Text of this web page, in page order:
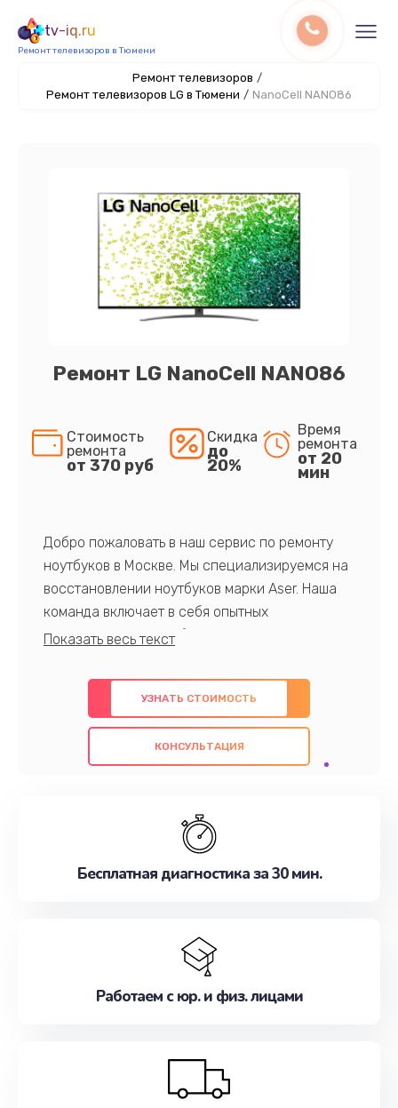
tv-iq.ru
Ремонт телевизоров в Тюмени
Ремонт телевизоров /
Ремонт телевизоров LG в Тюмени / NanoCell NANO86
Ремонт LG NanoCell NANO86
Стоимость
ремонта
от 370 руб
Скидка
до
20%
Время
ремонта
от 20
мин
Добро пожаловать в наш сервис по ремонту
ноутбуков в Москве. Мы специализируемся на
восстановлении ноутбуков марки Aser. Наша
команда включает в себя опытных
профессионалов с обширными знаниями и
предлагаем быстрый и качественный ремонт с
использованием оригинальных компонентов, а
также гарантируем качество всех
проведенных работ. Наша цель - предоставить
наилучшим образом. Не медлите записаться на
УЗНАТЬ СТОИМОСТЬ
КОНСУЛЬТАЦИЯ
Бесплатная диагностика за 30 мин.
Работаем с юр. и физ. лицами